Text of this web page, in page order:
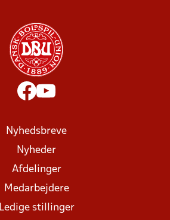
Nyhedsbreve
Nyheder
Afdelinger
Medarbejdere
Ledige stillinger